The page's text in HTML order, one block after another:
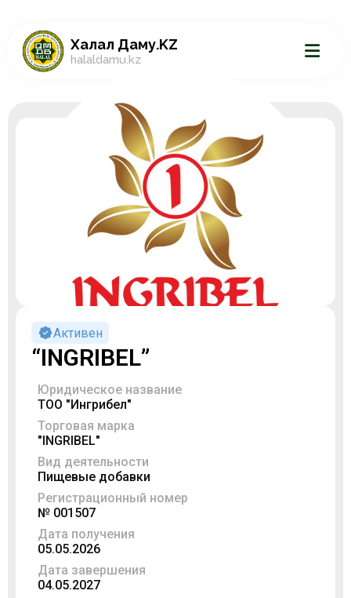
Халал Даму.KZ
halaldamu.kz
Активен
“INGRIBEL”
Юридическое название
ТОО "Ингрибел"
Торговая марка
"INGRIBEL"
Вид деятельности
Пищевые добавки
Регистрационный номер
№ 001507
Дата получения
05.05.2026
Дата завершения
04.05.2027